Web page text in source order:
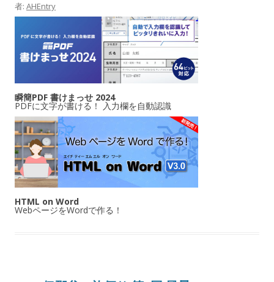
者: AHEntry
瞬簡PDF 書けまっせ 2024
PDFに文字が書ける！ 入力欄を自動認識
HTML on Word
WebページをWordで作る！